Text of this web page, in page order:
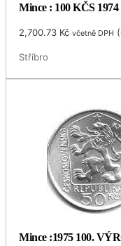
Mince : 100 KČS
2,700.73 Kč včetně DPH (
Stříbro
Mince :1975 100.